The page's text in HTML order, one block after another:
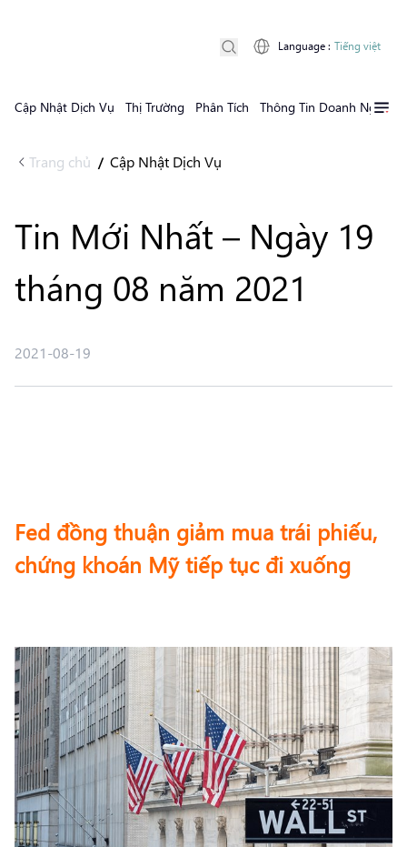
Cập Nhật Dịch Vụ Thị Trường Phân Tích Thông Tin Doanh Nghiệp
Language : Tiếng việt
Trang chủ / Cập Nhật Dịch Vụ
Tin Mới Nhất – Ngày 19
tháng 08 năm 2021
2021-08-19
Fed đồng thuận giảm mua trái phiếu,
chứng khoán Mỹ tiếp tục đi xuống